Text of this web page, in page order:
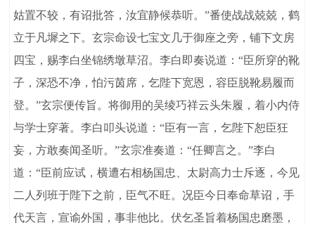
姑置不较，有诏批答，汝宜静候恭听。”番使战战兢兢，鹤
立于凡墀之下。玄宗命设七宝文几于御座之旁，铺下文房
四宝，赐李白坐锦绣墩草沼。李白即奏说道：“臣所穿的靴
子，深恐不净，怕污茵席，乞陛下宽恩，容臣脱靴易履而
登。”玄宗便传旨。将御用的吴绫巧祥云头朱履，着小内侍
与学士穿著。李白叩头说道：“臣有一言，乞陛下恕臣狂
妄，方敢奏闻圣听。”玄宗准奏道：“任卿言之。”李白
道：“臣前应试，横遭右相杨国忠、太尉高力士斥逐，今见
二人列班于陛下之前，臣气不旺。况臣今日奉命草诏，手
代天言，宣谕外国，事非他比。伏乞圣旨着杨国忠磨墨，